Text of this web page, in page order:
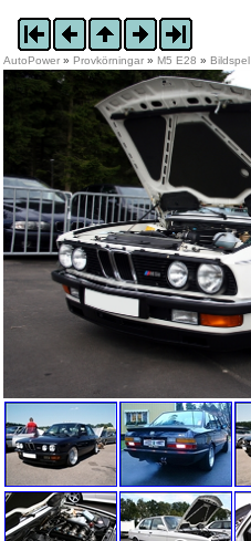
AutoPower » Provkörningar » M5 E28 » Bildspel